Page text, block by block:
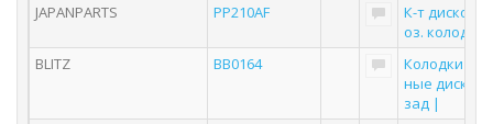
JAPANPARTS
PP210AF
К-т дисков.
оз. колодок
BLITZ
BB0164
Колодки
ные
зад |